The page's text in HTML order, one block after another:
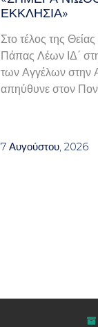
ΕΚΚΛΗΣΊΑ»
Στο τέλος της
Πάπας Λέων ΙΔ΄
των Αγγέλων στην
απηύθυνε στον
7 Αυγούστου, 2026